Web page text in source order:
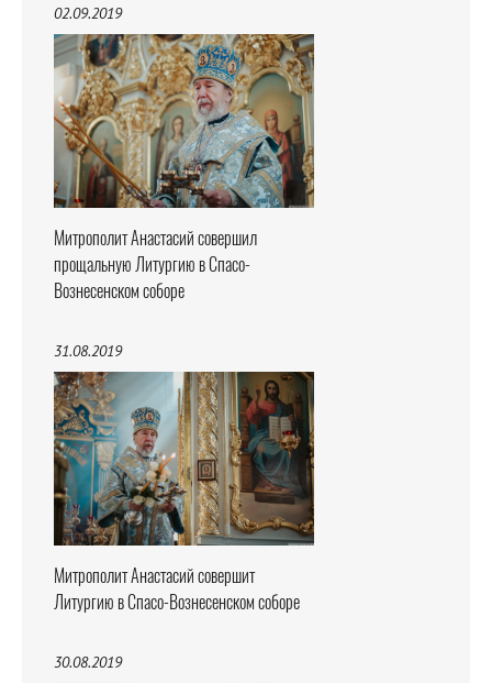
02.09.2019
Митрополит Анастасий совершил
прощальную Литургию в Спасо-
Вознесенском соборе
31.08.2019
Митрополит Анастасий совершит
Литургию в Спасо-Вознесенском соборе
30.08.2019